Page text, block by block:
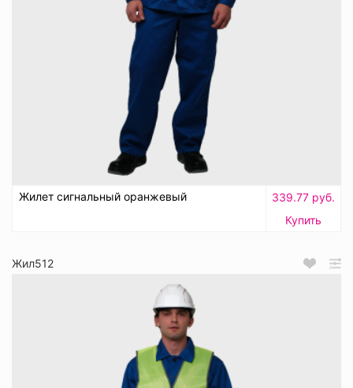
Жилет сигнальный оранжевый
339.77 руб.
Купить
Жил512